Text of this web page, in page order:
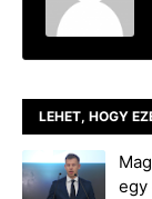
LEHET, HOGY
egy